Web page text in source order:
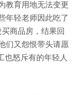
教育用地无法变更
年轻老师因此吃了
商品房，结果回
们又怨恨带头请愿
也怒斥有的年轻人